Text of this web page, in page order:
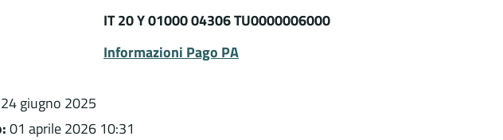
IT 20 Y 01000 04306 TU0000006000
Informazioni Pago PA
24 giugno 2025
01 aprile 2026 10:31